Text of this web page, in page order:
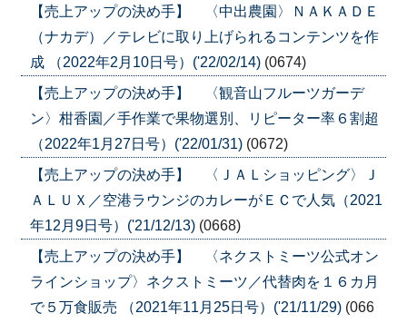
【売上アップの決め手】 〈中出農園〉ＮＡＫＡＤＥ
（ナカデ）／テレビに取り上げられるコンテンツを作
成 （2022年2月10日号）('22/02/14) (0674)
【売上アップの決め手】 〈観音山フルーツガーデ
ン〉柑香園／手作業で果物選別、リピーター率６割超
（2022年1月27日号）('22/01/31) (0672)
【売上アップの決め手】 〈ＪＡＬショッピング〉Ｊ
ＡＬＵＸ／空港ラウンジのカレーがＥＣで人気（2021
年12月9日号）('21/12/13) (0668)
【売上アップの決め手】 〈ネクストミーツ公式オン
ラインショップ〉ネクストミーツ／代替肉を１６カ月
で５万食販売 （2021年11月25日号）('21/11/29) (066